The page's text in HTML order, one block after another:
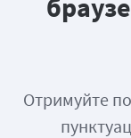
Отримуйте